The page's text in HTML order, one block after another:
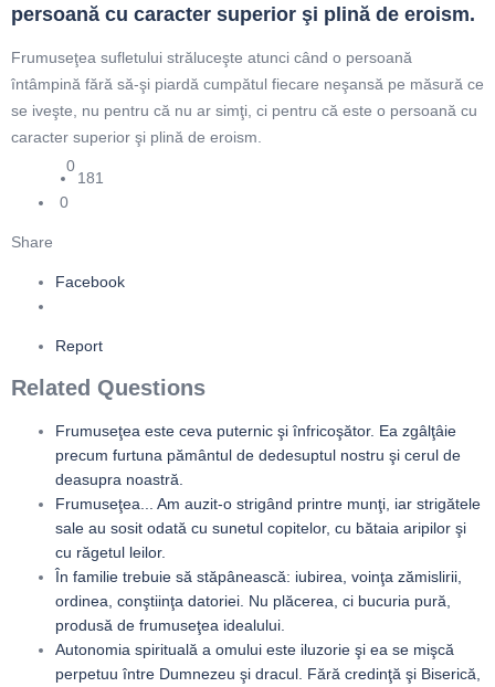
persoană cu caracter superior şi plină de eroism.
Frumuseţea sufletului străluceşte atunci când o persoană
întâmpină fără să-şi piardă cumpătul fiecare neşansă pe măsură ce
se iveşte, nu pentru că nu ar simţi, ci pentru că este o persoană cu
caracter superior şi plină de eroism.
0
181
0
Share
Facebook
Report
Related Questions
Frumuseţea este ceva puternic şi înfricoşător. Ea zgâlţâie
precum furtuna pământul de dedesuptul nostru şi cerul de
deasupra noastră.
Frumuseţea... Am auzit-o strigând printre munţi, iar strigătele
sale au sosit odată cu sunetul copitelor, cu bătaia aripilor şi
cu răgetul leilor.
În familie trebuie să stăpânească: iubirea, voinţa zămislirii,
ordinea, conştiinţa datoriei. Nu plăcerea, ci bucuria pură,
produsă de frumuseţea idealului.
Autonomia spirituală a omului este iluzorie şi ea se mişcă
perpetuu între Dumnezeu şi dracul. Fără credinţă şi Biserică,